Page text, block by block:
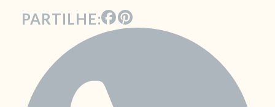
PARTILHE: